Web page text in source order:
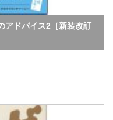
ドバイス2［新装改訂